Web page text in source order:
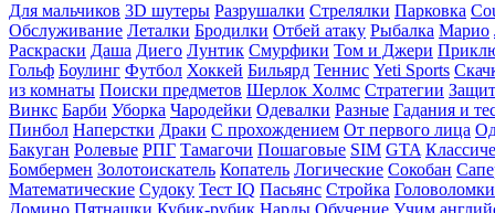
Для мальчиков 3D шутеры Разрушалки Стрелялки Парковка
Обслуживание Леталки Бродилки Отбей атаку Рыбалка Марио
Раскраски Даша Диего Лунтик Смурфики Том и Джери
Гольф Боулинг Футбол Хоккей Бильярд Теннис Yeti Sports
из комнаты Поиски предметов Шерлок Холмс Стратегии
Винкс Барби Уборка Чародейки Одевалки Разные Гадания и
Пинбол Наперстки Драки С прохождением От первого лица
Бакуган Ролевые РПГ Тамагочи Пошаговые SIM GTA
Бомбермен Золотоискатель Копатель Логические Сокобан
Математические Судоку Тест IQ Пасьянс Стройка Головоломки
Домино Пятнашки Кубик-рубик Нарды Обучение Учим